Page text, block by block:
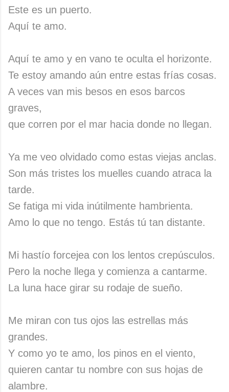
Este es un puerto.
Aquí te amo.
Aquí te amo y en vano te oculta el horizonte.
Te estoy amando aún entre estas frías cosas.
A veces van mis besos en esos barcos
graves,
que corren por el mar hacia donde no llegan.
Ya me veo olvidado como estas viejas anclas.
Son más tristes los muelles cuando atraca la
tarde.
Se fatiga mi vida inútilmente hambrienta.
Amo lo que no tengo. Estás tú tan distante.
Mi hastío forcejea con los lentos crepúsculos.
Pero la noche llega y comienza a cantarme.
La luna hace girar su rodaje de sueño.
Me miran con tus ojos las estrellas más
grandes.
Y como yo te amo, los pinos en el viento,
quieren cantar tu nombre con sus hojas de
alambre.